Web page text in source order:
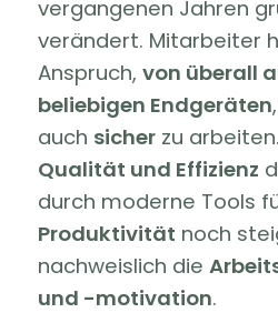
vergangenen Jahren
verändert. Mitarbeiter
Anspruch, von überall
beliebigen Endgeräten
auch sicherzu
Qualität und Effizienz
durch moderne Tools
Produktivität noch
nachweislich die
und -motivation.